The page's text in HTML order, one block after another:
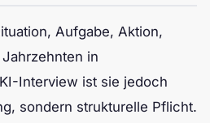
Aufgabe, Aktion,
in
Interview ist sie jedoch
sondern strukturelle Pflicht.